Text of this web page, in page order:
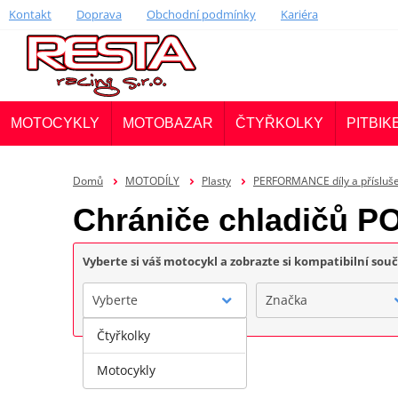
Kontakt Doprava Obchodní podmínky Kariéra
MOTOCYKLY MOTOBAZAR ČTYŘKOLKY
Domů MOTODÍLY Plasty PERFORMANCE díly a
Chrániče chladičů
Vyberte si váš motocykl a zobrazte si kompatibilní
Vyberte Značka
Čtyřkolky
Motocykly